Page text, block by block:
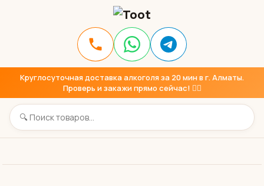
Круглосуточная доставка алкоголя за 20 мин в г. Алматы.
Проверь и закажи прямо сейчас! 👇🏼